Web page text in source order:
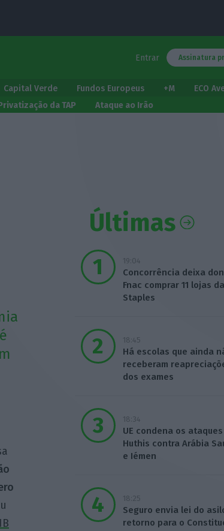
Entrar Assinatura
Capital Verde Fundos Europeus +M
ECO
da TAP Ataque ao Irão
Últimas
19:04
Concorrência deixa
Fnac comprar 11 lojas da
Staples
18:45
Há escolas que ainda
receberam
dos exames
18:34
UE condena os ataques
Huthis contra Arábia
e Iémen
18:25
Seguro envia lei do
retorno para o